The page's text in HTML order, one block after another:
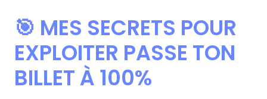
🎯 MES SECRETS POUR
EXPLOITER PASSE TON
BILLET À 100%